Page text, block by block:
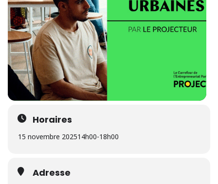
Horaires
15 novembre 202514h00-18h00
Adresse